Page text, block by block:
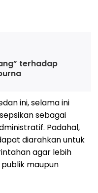
terhadap
ini, selama ini
sebagai
Padahal,
diarahkan untuk
agar lebih
maupun